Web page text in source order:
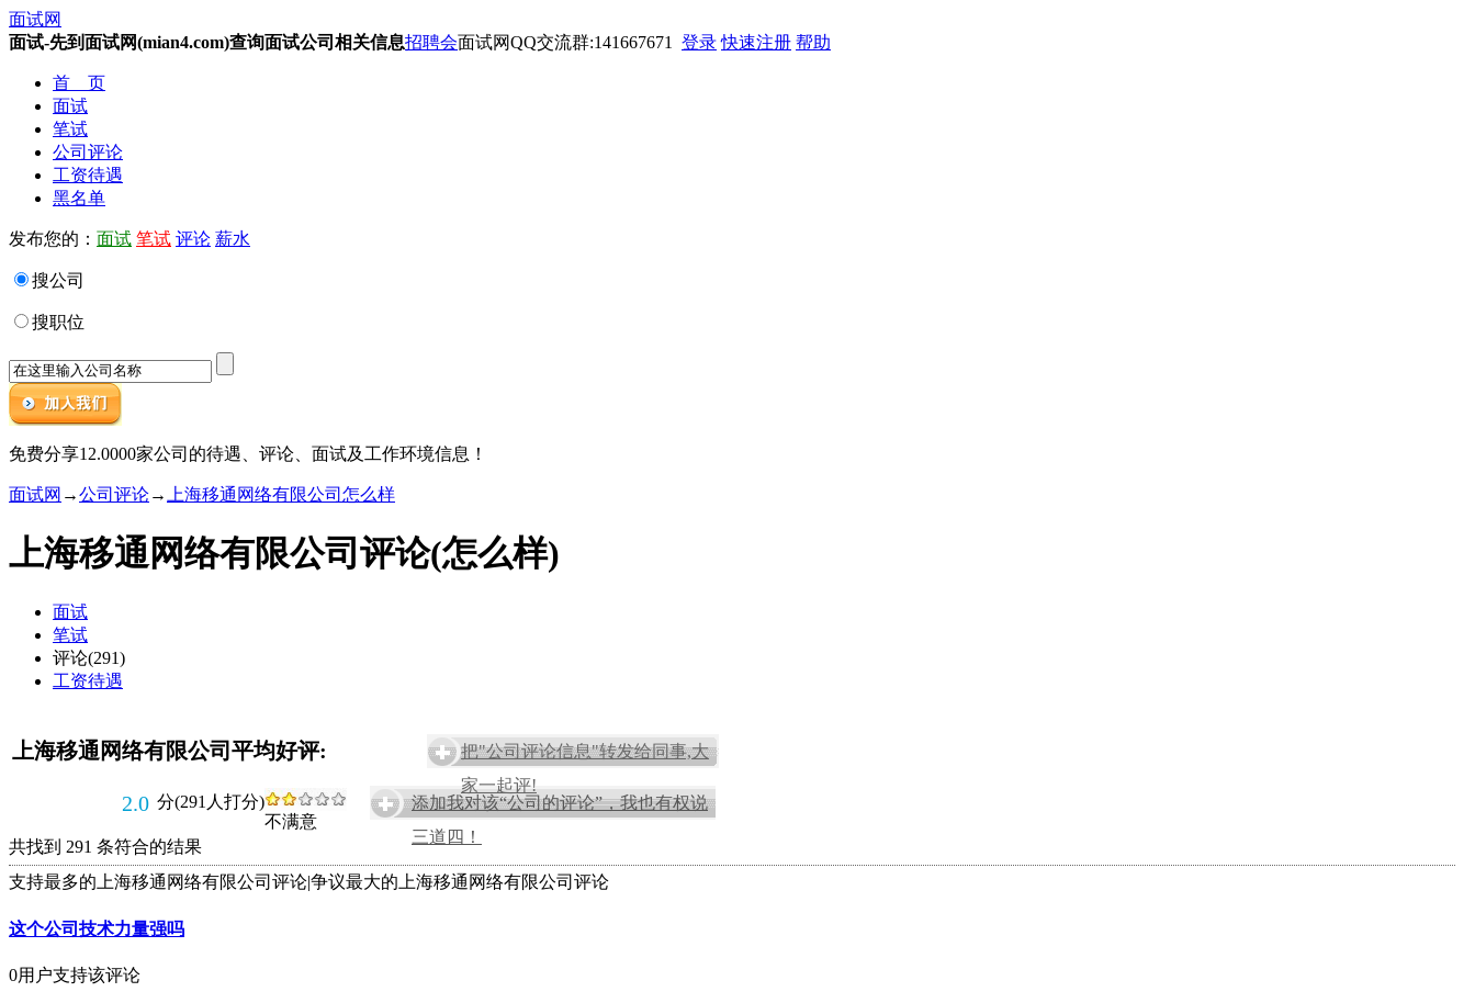
面试网
面试-先到面试网(mian4.com)查询面试公司相关信息招聘会面试网QQ交流群:141667671 登录 快速注册 帮助
首 页
面试
笔试
公司评论
工资待遇
黑名单
发布您的： 面试 笔试 评论 薪水
搜公司
搜职位
免费分享12.0000家公司的待遇、评论、面试及工作环境信息！
面试网 →公司评论→ 上海移通网络有限公司怎么样
上海移通网络有限公司评论(怎么样)
面试
笔试
评论(291)
工资待遇
上海移通网络有限公司平均好评:
2.0 分(291人打分)
不满意
把"公司评论信息"转发给同事,大
家一起评!
添加我对该“公司的评论”，我也有权说
三道四！
共找到 291 条符合的结果
支持最多的上海移通网络有限公司评论|争议最大的上海移通网络有限公司评论
这个公司技术力量强吗
0用户支持该评论